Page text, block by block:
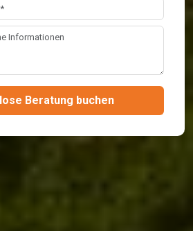
Beratung buchen